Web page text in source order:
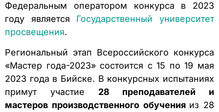
Федеральным оператором конкурса в 2023
году является Государственный университет
просвещения.
Региональный этап Всероссийского конкурса
«Мастер года-2023» состоится с 15 по 19 мая
2023 года в Бийске. В конкурсных испытаниях
примут участие 28 преподавателей и
мастеров производственного обучения из 28